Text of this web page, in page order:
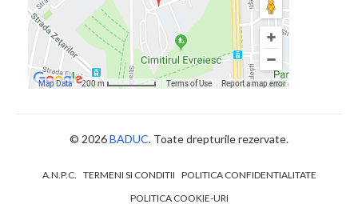
© 2026BADUC. Toate drepturile rezervate.
A.N.P.C. TERMENI SI CONDITII POLITICA CONFIDENTIALITATE
POLITICA COOKIE-URI